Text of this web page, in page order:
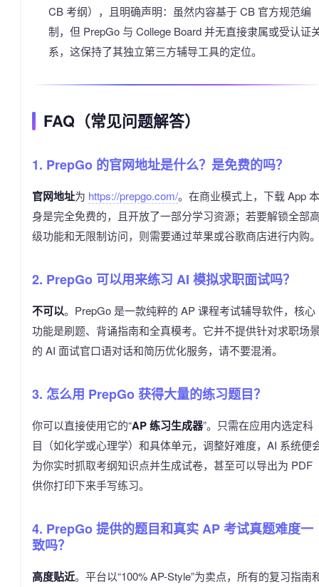
CB 考纲），且明确声明：虽然内容基于 CB 官方规范编
制，但 PrepGo 与 College Board 并无直接隶属或受认证
系，这保持了其独立第三方辅导工具的定位。
FAQ（常见问题解答）
1. PrepGo 的官网地址是什么？是免费的吗？
官网地址为 https://prepgo.com/。在商业模式上，下载 App 本
身是完全免费的，且开放了一部分学习资源；若要解锁全部
级功能和无限制访问，则需要通过苹果或谷歌商店进行内购
2. PrepGo 可以用来练习 AI 模拟求职面试吗？
不可以。PrepGo 是一款纯粹的 AP 课程考试辅导软件，核心
功能是刷题、背诵指南和全真模考。它并不提供针对求职场
的 AI 面试官口语对话和简历优化服务，请不要混淆。
3. 怎么用 PrepGo 获得大量的练习题目？
你可以直接使用它的“AP 练习生成器”。只需在应用内选定科
目（如化学或心理学）和具体单元，调整好难度，AI 系统便
为你实时抓取考纲知识点并生成试卷，甚至可以导出为 PDF
供你打印下来手写练习。
4. PrepGo 提供的题目和真实 AP 考试真题难度一
致吗？
高度贴近。平台以“100% AP-Style”为卖点，所有的复习指南